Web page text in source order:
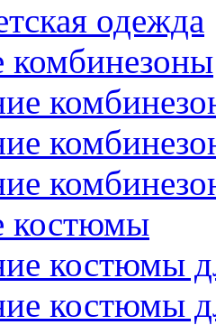
одежда
комбинезоны
костюмы
костюмы
костюмы